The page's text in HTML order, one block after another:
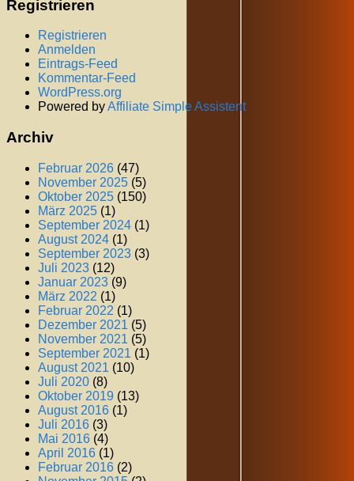
Registrieren
Registrieren
Anmelden
Eintrags-Feed
Kommentar-Feed
WordPress.org
Powered byAffiliate Simple Assistent
Archiv
Februar 2026 (47)
November 2025 (5)
Oktober 2025 (150)
März 2025 (1)
September 2024 (1)
August 2024 (1)
September 2023 (3)
Juli 2023 (12)
Januar 2023 (9)
März 2022 (1)
Februar 2022 (1)
Dezember 2021 (5)
November 2021 (5)
September 2021 (1)
August 2021 (10)
Juli 2020 (8)
Oktober 2019 (13)
August 2016 (1)
Juli 2016 (3)
Mai 2016 (4)
April 2016 (1)
Februar 2016 (2)